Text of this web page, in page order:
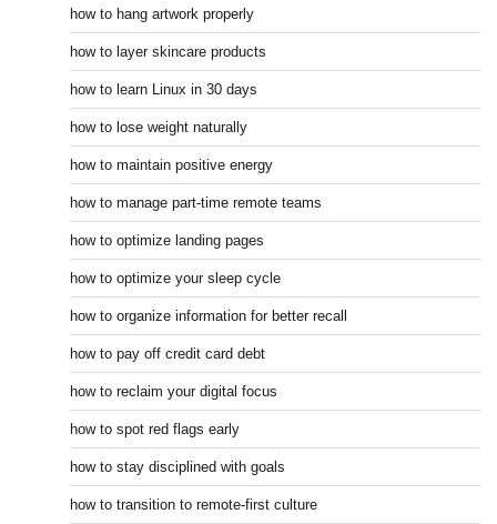
how to hang artwork properly
how to layer skincare products
how to learn Linux in 30 days
how to lose weight naturally
how to maintain positive energy
how to manage part-time remote teams
how to optimize landing pages
how to optimize your sleep cycle
how to organize information for better recall
how to pay off credit card debt
how to reclaim your digital focus
how to spot red flags early
how to stay disciplined with goals
how to transition to remote-first culture